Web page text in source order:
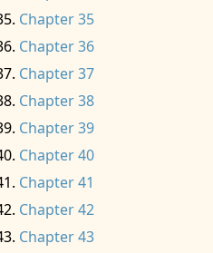
Chapter 35
Chapter 36
Chapter 37
Chapter 38
Chapter 39
Chapter 40
Chapter 41
Chapter 42
Chapter 43